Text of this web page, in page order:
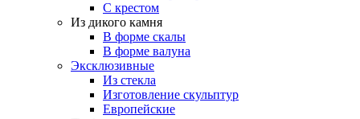
С крестом
Из дикого камня
В форме скалы
В форме валуна
Эксклюзивные
Из стекла
Изготовление скульптур
Европейские